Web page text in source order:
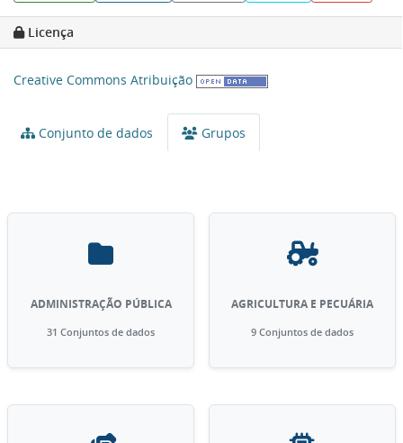
Licença
Creative Commons Atribuição
Conjunto de dados Grupos
ADMINISTRAÇÃO PÚBLICA
31 Conjuntos de dados
AGRICULTURA E PECUÁRIA
9 Conjuntos de dados